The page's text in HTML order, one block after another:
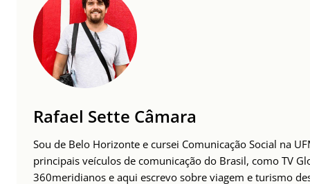
Rafael Sette Câmara
Sou de Belo Horizonte e cursei Comunicação Social na
principais veículos de comunicação do Brasil, como TV
360meridianos e aqui escrevo sobre viagem e turismo